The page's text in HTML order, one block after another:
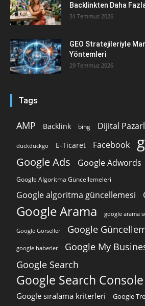
Backlinkten Daha
31 Temmuz 2026
GEO Stratejileriyle
Yöntemleri
29 Temmuz 2026
Tags
AMP Backlink bing Dijital
duckduckgo E-Ticaret Facebook
Google Ads Google Adwords
Google Algoritma Güncellemeleri
Google algoritma güncellemesi
Google Arama google arama
Google Görseller Google
google haberler Google My
Google Search
Google Search Console
Google sıralama kriterleri Google